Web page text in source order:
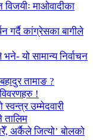
माओवादीका
गर्दै कांग्रेसका बागीले
यो सामान्य निर्वाचन
तामाङ ?
!
स्वन्त्र उम्मेदवारी
तालिम
अर्कैले जित्यो’ बोलको